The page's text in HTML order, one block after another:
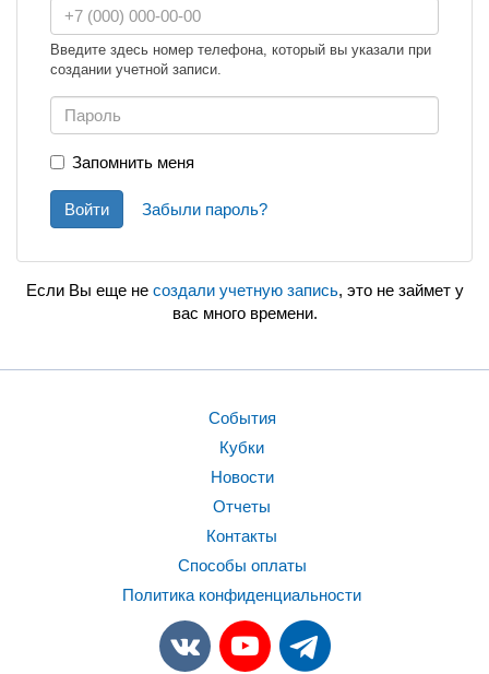
Введите здесь номер телефона, который вы указали при
создании учетной записи.
Запомнить меня
Войти Забыли пароль?
Если Вы еще не создали учетную запись, это не займет у
вас много времени.
События
Кубки
Новости
Отчеты
Контакты
Способы оплаты
Политика конфиденциальности